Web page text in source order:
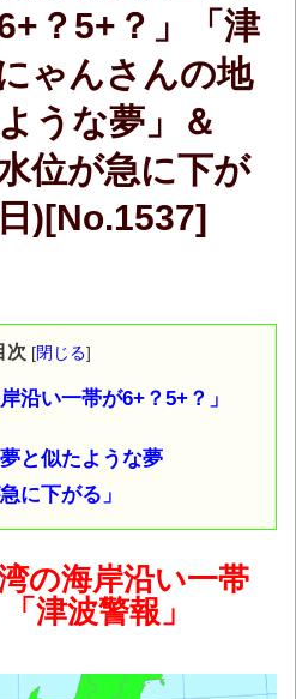
？5+？」「津
ゃんさんの地
うな夢」＆
位が急に下が
)[No.1537]
次 [閉じる]
沿い一帯が6+？5+？」
と似たような夢
に下がる」
の海岸沿い一帯
津波警報」